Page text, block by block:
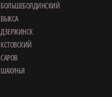
БОЛЬШЕБОЛДИНСКИЙ
ВЫКСА
ДЗЕРЖИНСК
КСТОВСКИЙ
САРОВ
ШАХУНЬЯ